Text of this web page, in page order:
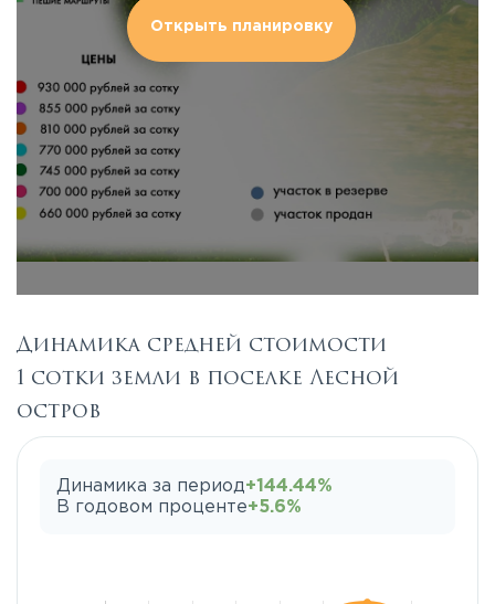
Открыть планировку
Динамика средней стоимости
1 сотки земли в поселке Лесной
остров
Динамика за период+144.44%
В годовом проценте+5.6%